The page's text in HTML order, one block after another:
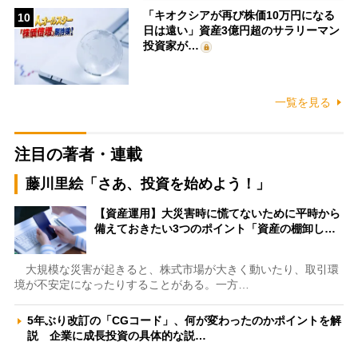
10
「キオクシアが再び株価10万円になる
日は遠い」資産3億円超のサラリーマン
投資家が…
一覧を見る
注目の著者・連載
藤川里絵「さあ、投資を始めよう！」
【資産運用】大災害時に慌てないために平時から
備えておきたい3つのポイント「資産の棚卸し…
大規模な災害が起きると、株式市場が大きく動いたり、取引環
境が不安定になったりすることがある。一方…
5年ぶり改訂の「CGコード」、何が変わったのかポイントを解
説 企業に成長投資の具体的な説…